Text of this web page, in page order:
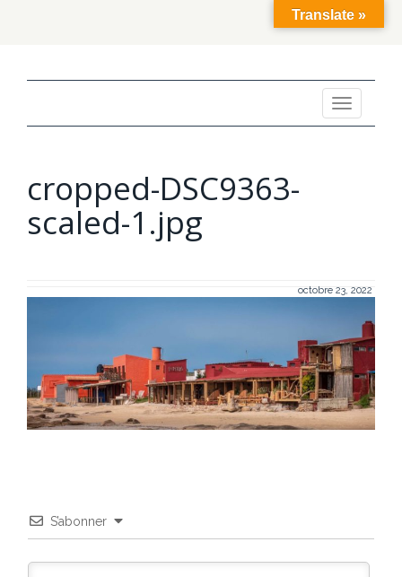
Toggle
navigation
cropped-DSC9363-
scaled-1.jpg
octobre 23, 2022
S’abonner
Translate »